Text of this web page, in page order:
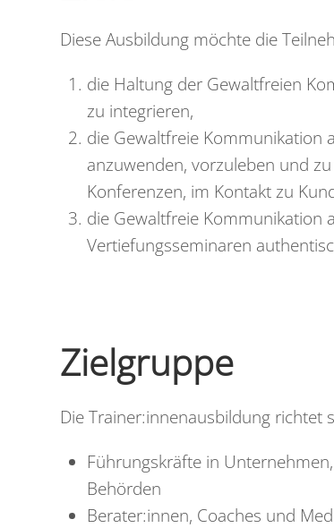
Diese Ausbildung möchte die
die Haltung der Gewaltfreien
zu integrieren,
die Gewaltfreie Kommunikation
anzuwenden, vorzuleben und
Konferenzen, im Kontakt zu
die Gewaltfreie Kommunikation
Vertiefungsseminaren
Zielgruppe
Die Trainer:innenausbildung richtet
Führungskräfte in
Behörden
Berater:innen, Coaches und